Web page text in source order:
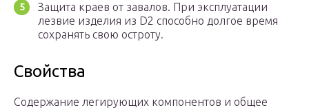
Защита краев от завалов. При эксплуатации
лезвие изделия из D2 способно долгое время
сохранять свою остроту.
Свойства
Содержание легирующих компонентов и общее